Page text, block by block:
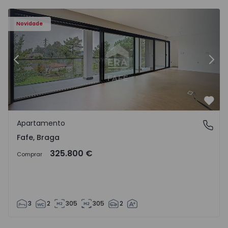
Novidade
Anterior
Fafe, Braga
Apartamento
Fafe, Braga
Comprar 325.800 €
3 2 305 305 2